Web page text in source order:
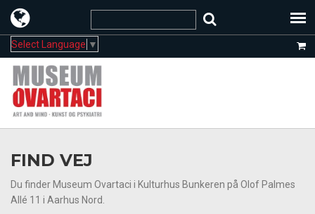
Select Language ▼
FIND VEJ
Du finder Museum Ovartaci i Kulturhus Bunkeren på Olof Palmes
Allé 11 i Aarhus Nord.